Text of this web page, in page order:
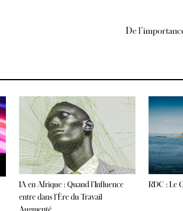
De
IA en Afrique : Quand l’Influence
entre dans l’Ère du Travail
Augmenté
RDC : Le